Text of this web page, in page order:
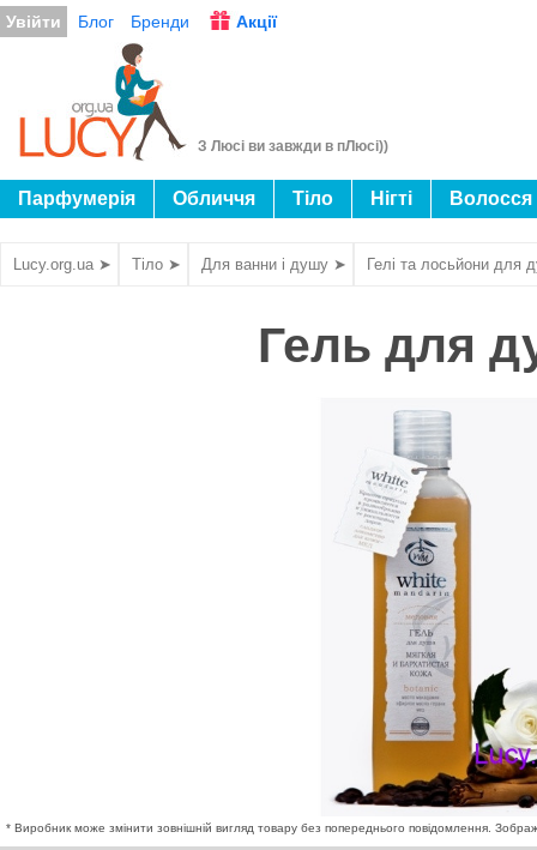
Увійти Блог Бренди Акції
З Люсі ви завжди в пЛюсі))
Парфумерія Обличчя Тіло Нігті Волосся
Lucy.org.ua ➤ Тіло ➤ Для ванни і душу ➤ Гелі та лосьйони для
Гель для
* Виробник може змінити зовнішній вигляд товару без попереднього повідомлення.